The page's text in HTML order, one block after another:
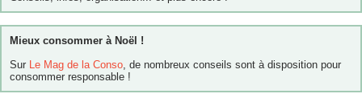
Mieux consommer à Noël !
Sur
Le Mag de la Conso , de nombreux conseils sont à disposition pour
consommer responsable !